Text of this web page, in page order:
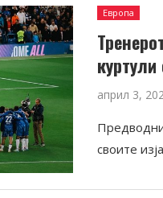
Европа
куртули
април 3,
своите